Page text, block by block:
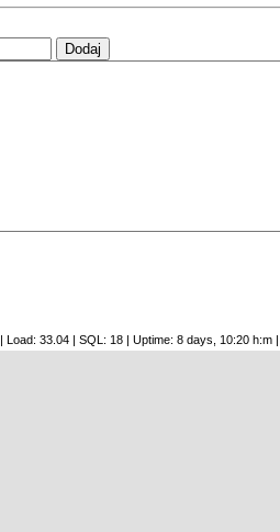
| Load: 33.04 | SQL: 18 | Uptime: 8 days, 10:20